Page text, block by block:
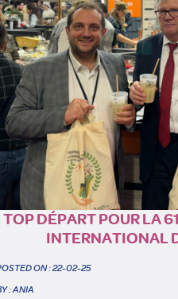
TOP DÉPART POUR LA
INTERNATIONAL
ON : 22-02-25
: ANIA